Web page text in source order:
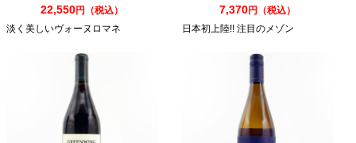
22,550円（税込）
淡く美しいヴォーヌロマネ
7,370円（税込）
日本初上陸!! 注目のメゾン